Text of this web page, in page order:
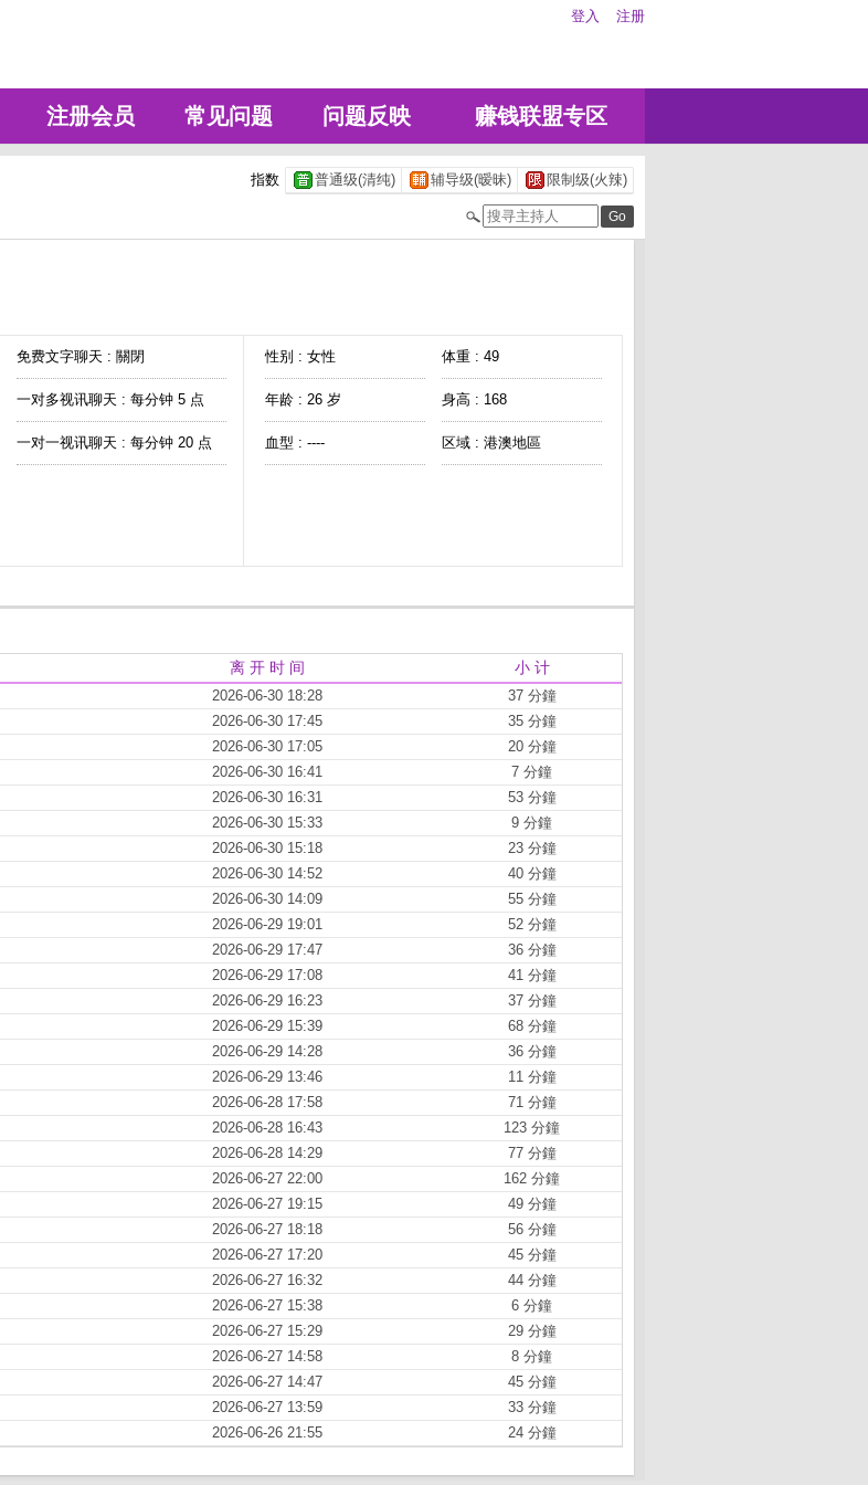
登入 注册
注册会员 常见问题 问题反映 赚钱联盟专区
指数 普通级(清纯) 辅导级(暧昧) 限制级(火辣)
免费文字聊天 : 關閉
一对多视讯聊天 : 每分钟 5 点
一对一视讯聊天 : 每分钟 20 点
性别 : 女性 体重 : 49
年龄 : 26 岁 身高 : 168
血型 : ---- 区域 : 港澳地區
离 开 时 间 小 计
2026-06-30 18:28
37 分鐘
2026-06-30 17:45
35 分鐘
2026-06-30 17:05
20 分鐘
2026-06-30 16:41
7 分鐘
2026-06-30 16:31
53 分鐘
2026-06-30 15:33
9 分鐘
2026-06-30 15:18
23 分鐘
2026-06-30 14:52
40 分鐘
2026-06-30 14:09
55 分鐘
2026-06-29 19:01
52 分鐘
2026-06-29 17:47
36 分鐘
2026-06-29 17:08
41 分鐘
2026-06-29 16:23
37 分鐘
2026-06-29 15:39
68 分鐘
2026-06-29 14:28
36 分鐘
2026-06-29 13:46
11 分鐘
2026-06-28 17:58
71 分鐘
2026-06-28 16:43
123 分鐘
2026-06-28 14:29
77 分鐘
2026-06-27 22:00
162 分鐘
2026-06-27 19:15
49 分鐘
2026-06-27 18:18
56 分鐘
2026-06-27 17:20
45 分鐘
2026-06-27 16:32
44 分鐘
2026-06-27 15:38
6 分鐘
2026-06-27 15:29
29 分鐘
2026-06-27 14:58
8 分鐘
2026-06-27 14:47
45 分鐘
2026-06-27 13:59
33 分鐘
2026-06-26 21:55 24 分鐘